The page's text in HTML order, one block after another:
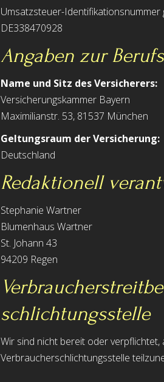
Umsatzsteuer-
DE338470928
Angaben zur
Name und Sitz des Versicherers:
Versicherungskammer Bayern
Maximilianstr. 53, 81537 München
Geltungsraum der Versicherung:
Deutschland
Redaktionell
Stephanie Wartner
Blumenhaus Wartner
St. Johann 43
94209 Regen
schlichtungs­stelle
Wir sind nicht bereit oder
Verbraucherschlichtungsstelle